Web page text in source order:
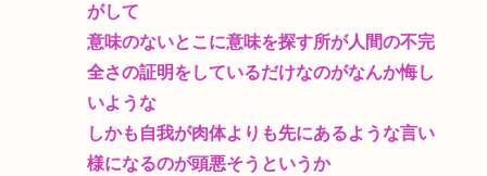
がして
意味のないとこに意味を探す所が人間の不完
全さの証明をしているだけなのがなんか悔し
いような
しかも自我が肉体よりも先にあるような言い
様になるのが頭悪そうというか